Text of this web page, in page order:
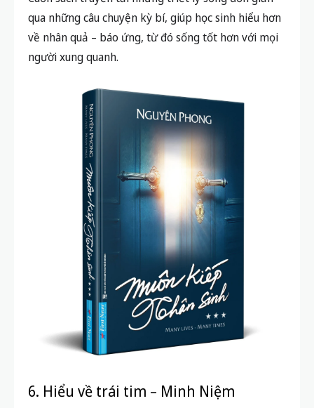
qua những câu chuyện kỳ bí, giúp học sinh hiểu hơn
về nhân quả – báo ứng, từ đó sống tốt hơn với mọi
người xung quanh.
6. Hiểu về trái tim – Minh Niệm